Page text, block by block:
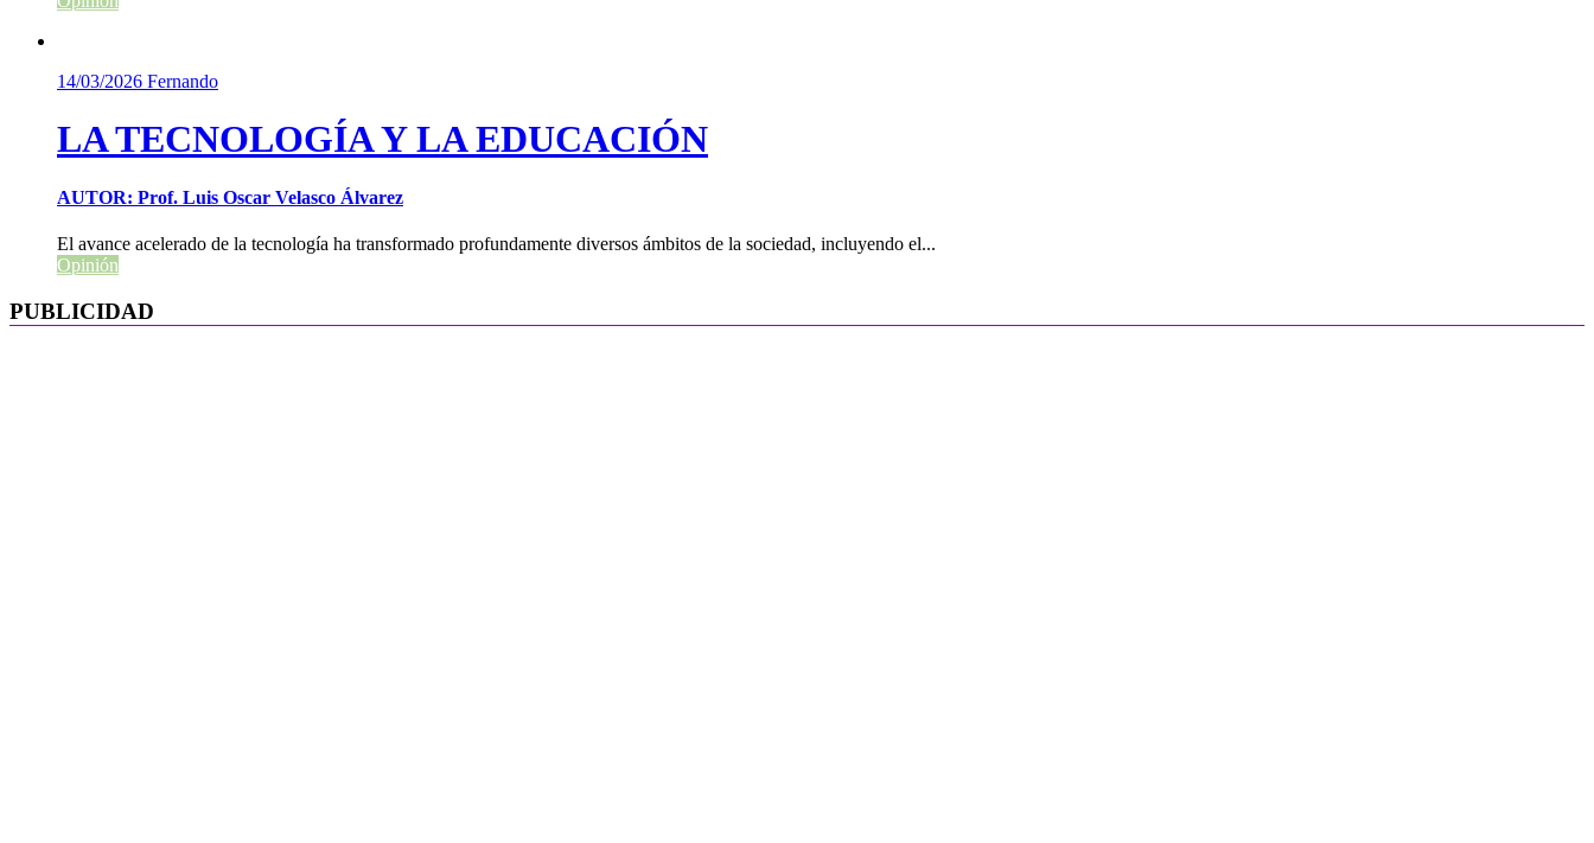
14/03/2026 Fernando
LA TECNOLOGÍA Y LA EDUCACIÓN
AUTOR: Prof. Luis Oscar Velasco Álvarez
El avance acelerado de la tecnología ha transformado profundamente diversos ámbitos de la sociedad, incluyendo el...
Opinión
PUBLICIDAD